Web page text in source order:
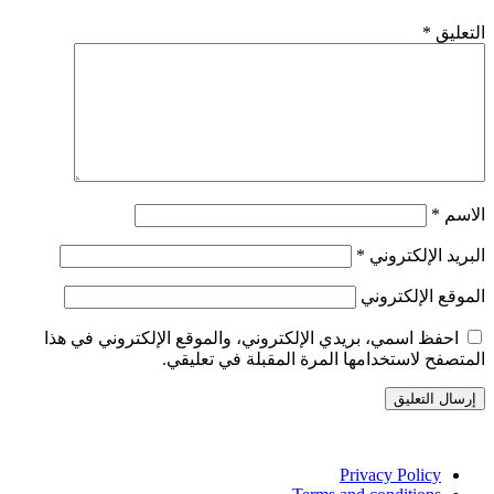
التعليق *
الاسم *
البريد الإلكتروني *
الموقع الإلكتروني
احفظ اسمي، بريدي الإلكتروني، والموقع الإلكتروني في هذا
المتصفح لاستخدامها المرة المقبلة في تعليقي.
Privacy Policy